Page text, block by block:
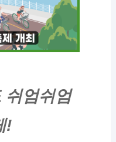
쉬엄쉬엄
!